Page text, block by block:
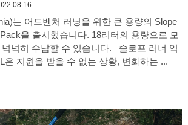
는 어드벤처 러닝을 위한 큰 용량의 Slope
을 출시했습니다. 18리터의 용량으로 모
수납할 수 있습니다. 슬로프 러너 익
은 지원을 받을 수 없는 상황, 변화하는 ...